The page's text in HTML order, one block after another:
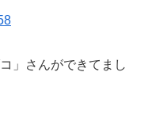
」さんができてまし